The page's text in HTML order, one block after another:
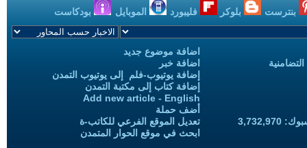
بنترست بلوكر فليبورد الموبايل بودكاست
اضافة موضوع جديد
اضافة خبر
إضافة يوتيوب-فلم إلى يوتيوب التمدن
إضافة كتاب إلى مكتبة التمدن
Add new article - English
أضف حملة
تعديل الموقع الفرعي للكاتب-ة
ابحث في موقع الحوار المتمدن